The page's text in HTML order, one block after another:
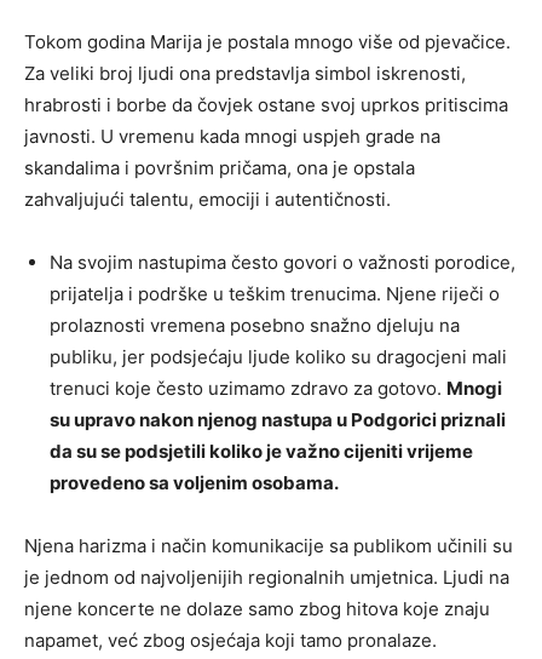
Tokom godina Marija je postala mnogo više od pjevačice.
Za veliki broj ljudi ona predstavlja simbol iskrenosti,
hrabrosti i borbe da čovjek ostane svoj uprkos pritiscima
javnosti. U vremenu kada mnogi uspjeh grade na
skandalima i površnim pričama, ona je opstala
zahvaljujući talentu, emociji i autentičnosti.
Na svojim nastupima često govori o važnosti porodice,
prijatelja i podrške u teškim trenucima. Njene riječi o
prolaznosti vremena posebno snažno djeluju na
publiku, jer podsjećaju ljude koliko su dragocjeni mali
trenuci koje često uzimamo zdravo za gotovo. Mnogi
su upravo nakon njenog nastupa u Podgorici priznali
da su se podsjetili koliko je važno cijeniti vrijeme
provedeno sa voljenim osobama.
Njena harizma i način komunikacije sa publikom učinili su
je jednom od najvoljenijih regionalnih umjetnica. Ljudi na
njene koncerte ne dolaze samo zbog hitova koje znaju
napamet, već zbog osjećaja koji tamo pronalaze.